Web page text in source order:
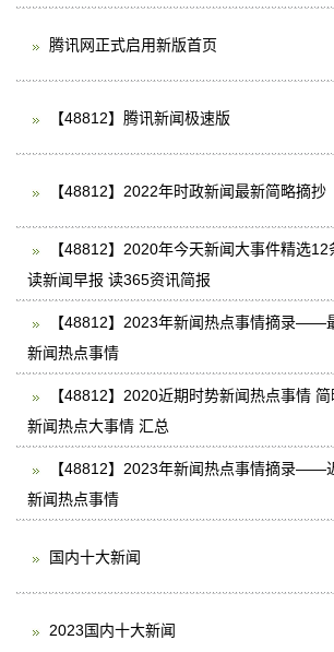
腾讯网正式启用新版首页
【48812】腾讯新闻极速版
【48812】2022年时政新闻最新简略摘抄
【48812】2020年今天新闻大事件精选12
读新闻早报 读365资讯简报
【48812】2023年新闻热点事情摘录——
新闻热点事情
【48812】2020近期时势新闻热点事情
新闻热点大事情 汇总
【48812】2023年新闻热点事情摘录——
新闻热点事情
国内十大新闻
2023国内十大新闻